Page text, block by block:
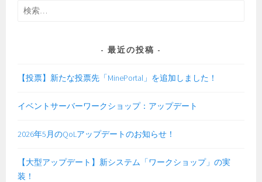
検
最近の投稿
【投票】新たな投票先「MinePortal」を追加しました！
イベントサーバーワークショップ：アップデート
2026年5月のQoLアップデートのお知らせ！
【大型アップデート】新システム「ワークショップ」の実
装！